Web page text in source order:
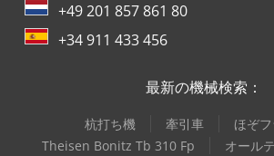
+49 201 857 861 80
+34 911 433 456
最新の機械検索：
杭打ち機 牽引車
ほぞ
Theisen Bonitz Tb 310 Fp
オール